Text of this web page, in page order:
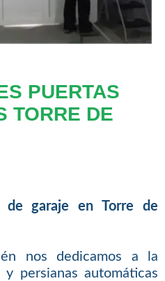
PUERTAS
TORRE DE
de garaje en Torre de
nos dedicamos a la
persianas automáticas